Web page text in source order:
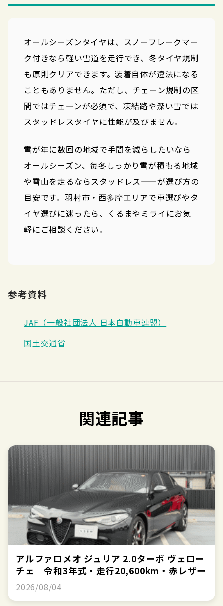
オールシーズンタイヤは、スノーフレークマー
ク付きなら軽い雪道を走行でき、冬タイヤ規制
も原則クリアできます。装着自体が違法になる
こともありません。ただし、チェーン規制の区
間ではチェーンが必須で、凍結路や深い雪では
スタッドレスタイヤに性能が及びません。
雪が年に数回の地域で手間を減らしたいなら
オールシーズン、毎冬しっかり雪が積もる地域
や雪山を走るならスタッドレス——が選び方の
目安です。羽村市・西多摩エリアで車選びやタ
イヤ選びに迷ったら、くるまやミライにお気
軽にご相談ください。
参考資料
JAF（一般社団法人 日本自動車連盟）
国土交通省
関連記事
アルファロメオ ジュリア 2.0ターボ ヴェロー
チェ｜令和3年式・走行20,600km・赤レザー
2026/08/04